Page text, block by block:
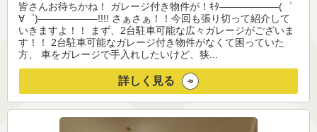
皆さんお待ちかね！ ガレージ付き物件が！ｷﾀ——————(゜
∀゜)——————!!!! さぁさぁ！！今回も張り切って紹介して
いきますよ！！ まず、2台駐車可能な広々ガレージがございま
す！！ 2台駐車可能なガレージ付き物件がなくて困っていた
方、 車をガレージで手入れしたいけど、狭...
詳しく見る